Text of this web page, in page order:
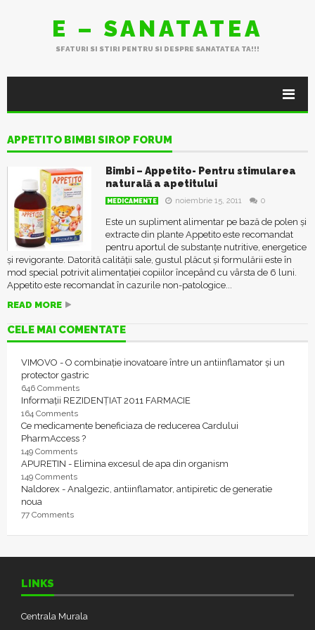
E – SANATATEA
SFATURI SI STIRI PENTRU SI DESPRE SANATATEA TA!!!
APPETITO BIMBI SIROP FORUM
Bimbi – Appetito- Pentru stimularea
naturală a apetitului
MEDICAMENTE noiembrie 15, 2011 0
Este un supliment alimentar pe bază de polen și
extracte din plante Appetito este recomandat
pentru aportul de substanțe nutritive, energetice
și revigorante. Datorită calității sale, gustul plăcut și formulării este în
mod special potrivit alimentației copiilor începând cu vârsta de 6 luni.
Appetito este recomandat în cazurile non-patologice...
READ MORE
CELE MAI COMENTATE
VIMOVO - O combinație inovatoare între un antiinflamator și un
protector gastric
646 Comments
Informații REZIDENȚIAT 2011 FARMACIE
164 Comments
Ce medicamente beneficiaza de reducerea Cardului
PharmAccess ?
149 Comments
APURETIN - Elimina excesul de apa din organism
149 Comments
Naldorex - Analgezic, antiinflamator, antipiretic de generatie
noua
77 Comments
LINKS
Centrala Murala